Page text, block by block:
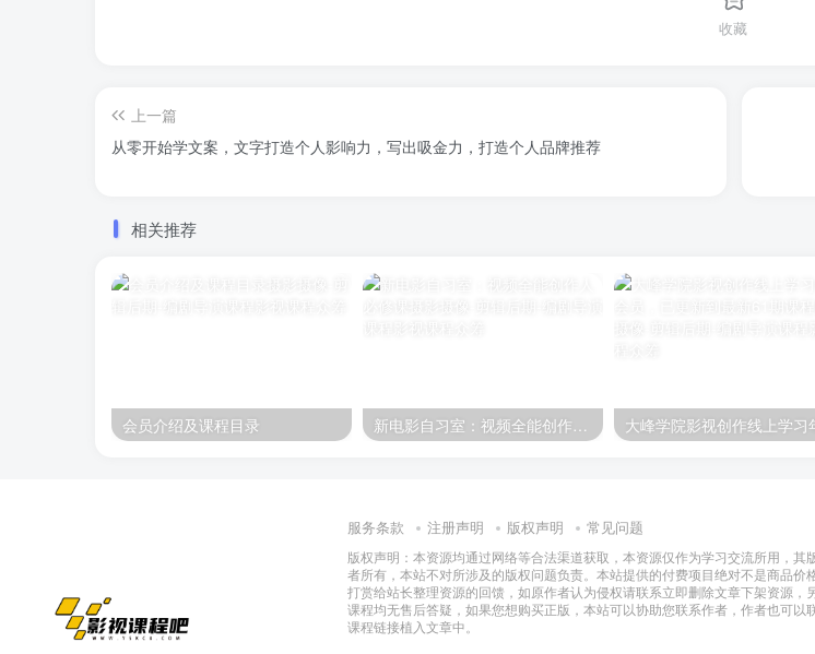
收藏
上一篇
从零开始学文案，文字打造个人影响力，写出吸金力，打造个人品牌推荐
相关推荐
会员介绍及课程目录 新电影自习室：视频全能创作人必修课
服务条款 注册声明 版权声明 常见问题
版权声明：本资源均通过网络等合法渠道获取，本资源仅作为学习交流所用，其
者所有，本站不对所涉及的版权问题负责。本站提供的付费项目绝对不是商品价
打赏给站长整理资源的回馈，如原作者认为侵权请联系立即删除文章下架资源，
课程均无售后答疑，如果您想购买正版，本站可以协助您联系作者，作者也可以
课程链接植入文章中。